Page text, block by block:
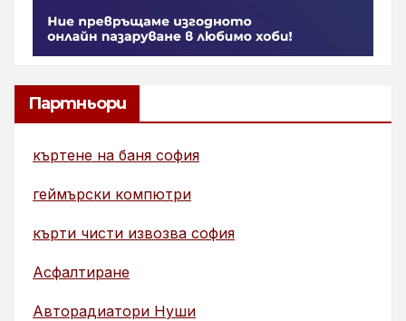
Партньори
къртене на баня софия
геймърски компютри
кърти чисти извозва софия
Асфалтиране
Авторадиатори Нуши